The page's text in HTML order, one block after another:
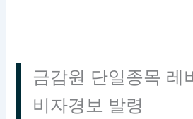
금감원 단일종목 레
비자경보 발령